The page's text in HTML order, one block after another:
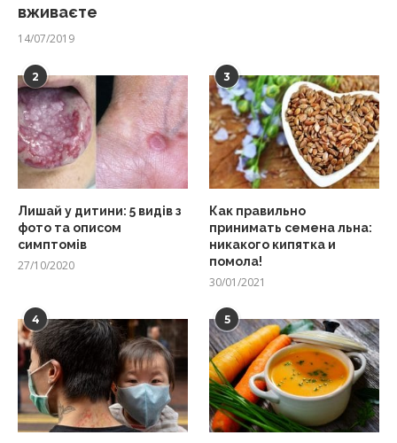
вживаєте
14/07/2019
2
Лишай у дитини: 5 видів з
фото та описом
симптомів
27/10/2020
3
Как правильно
принимать семена льна:
никакого кипятка и
помола!
30/01/2021
4 5